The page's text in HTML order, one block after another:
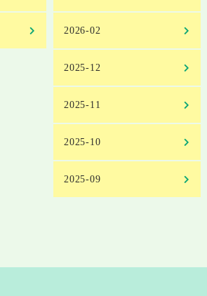
2026-02
2025-12
2025-11
2025-10
2025-09